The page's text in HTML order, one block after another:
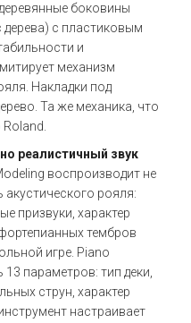
боковины
с пластиковым
и
механизм
Накладки под
Та же механика, что
реалистичный звук
воспроизводит не
рояля:
призвуки, характер
тембров
игре. Piano
параметров: тип деки,
струн, характер
настраивает